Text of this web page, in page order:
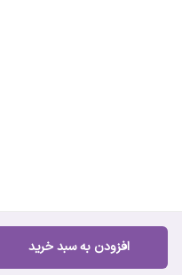
افزودن به سبد خرید